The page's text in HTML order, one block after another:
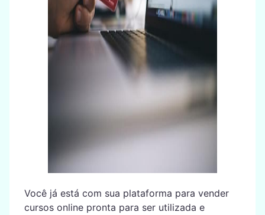
Você já está com sua plataforma para vender
cursos online pronta para ser utilizada e